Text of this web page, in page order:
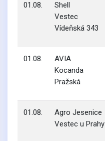
01.08.
Shell
Vestec
Vídeňská 343
01.08.
AVIA
Kocanda
Pražská
01.08.
Agro Jesenice
Vestec u Prahy